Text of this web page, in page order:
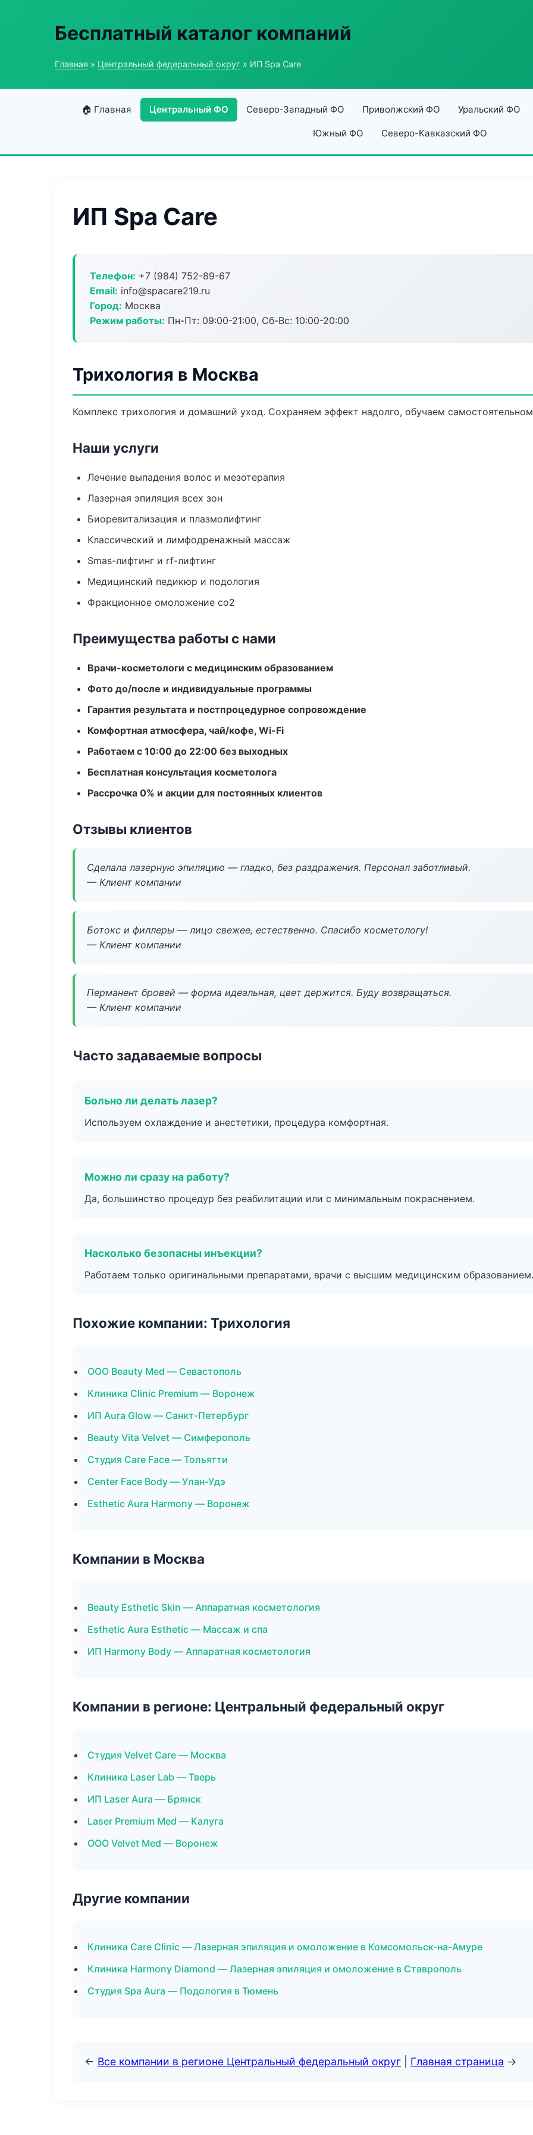
Бесплатный каталог компаний
Главная » Центральный федеральный округ » ИП Spa Care
🏠 Главная Центральный ФО Северо-Западный ФО Приволжский ФО Уральский ФО
Южный ФО Северо-Кавказский ФО
ИП Spa Care
Телефон: +7 (984) 752-89-67
Email: info@spacare219.ru
Город: Москва
Режим работы: Пн-Пт: 09:00-21:00, Сб-Вс: 10:00-20:00
Трихология в Москва
Комплекс трихология и домашний уход. Сохраняем эффект надолго, обучаем
Наши услуги
Лечение выпадения волос и мезотерапия
Лазерная эпиляция всех зон
Биоревитализация и плазмолифтинг
Классический и лимфодренажный массаж
Smas-лифтинг и rf-лифтинг
Медицинский педикюр и подология
Фракционное омоложение co2
Преимущества работы с нами
Врачи-косметологи с медицинским образованием
Фото до/после и индивидуальные программы
Гарантия результата и постпроцедурное сопровождение
Комфортная атмосфера, чай/кофе, Wi-Fi
Работаем с 10:00 до 22:00 без выходных
Бесплатная консультация косметолога
Рассрочка 0% и акции для постоянных клиентов
Отзывы клиентов
Сделала лазерную эпиляцию — гладко, без раздражения. Персонал заботливый.
— Клиент компании
Ботокс и филлеры — лицо свежее, естественно. Спасибо косметологу!
— Клиент компании
Перманент бровей — форма идеальная, цвет держится. Буду возвращаться.
— Клиент компании
Часто задаваемые вопросы
Больно ли делать лазер?
Используем охлаждение и анестетики, процедура комфортная.
Можно ли сразу на работу?
Да, большинство процедур без реабилитации или с минимальным покраснением.
Насколько безопасны инъекции?
Работаем только оригинальными препаратами, врачи с высшим медицинским образованием.
Похожие компании: Трихология
ООО Beauty Med — Севастополь
Клиника Clinic Premium — Воронеж
ИП Aura Glow — Санкт-Петербург
Beauty Vita Velvet — Симферополь
Студия Care Face — Тольятти
Center Face Body — Улан-Удэ
Esthetic Aura Harmony — Воронеж
Компании в Москва
Beauty Esthetic Skin — Аппаратная косметология
Esthetic Aura Esthetic — Массаж и спа
ИП Harmony Body — Аппаратная косметология
Компании в регионе: Центральный федеральный округ
Студия Velvet Care — Москва
Клиника Laser Lab — Тверь
ИП Laser Aura — Брянск
Laser Premium Med — Калуга
ООО Velvet Med — Воронеж
Другие компании
Клиника Care Clinic — Лазерная эпиляция и омоложение в Комсомольск-на-Амуре
Клиника Harmony Diamond — Лазерная эпиляция и омоложение в Ставрополь
Студия Spa Aura — Подология в Тюмень
← Все компании в регионе Центральный федеральный округ Главная страница →